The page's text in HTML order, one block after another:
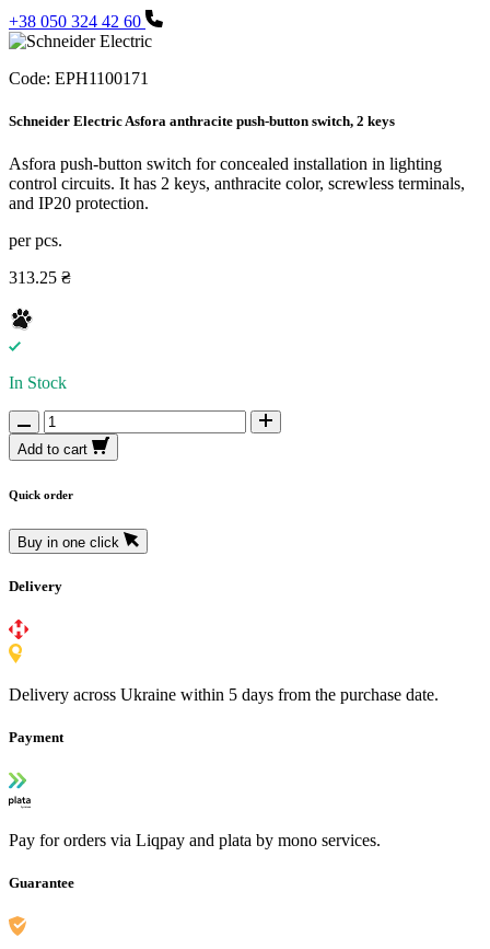
+38 050 324 42 60
Code: EPH1100171
Schneider Electric Asfora anthracite push-button switch, 2 keys
Asfora push-button switch for concealed installation in lighting
control circuits. It has 2 keys, anthracite color, screwless terminals,
and IP20 protection.
per pcs.
313.25 ₴
In Stock
Add to cart
Quick order
Buy in one click
Delivery
Delivery across Ukraine within 5 days from the purchase date.
Payment
Pay for orders via Liqpay and plata by mono services.
Guarantee